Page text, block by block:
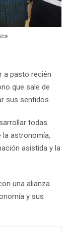
a pasto recién
que sale de
sus sentidos.
todas
la astronomía,
asistida y la
una alianza
y sus